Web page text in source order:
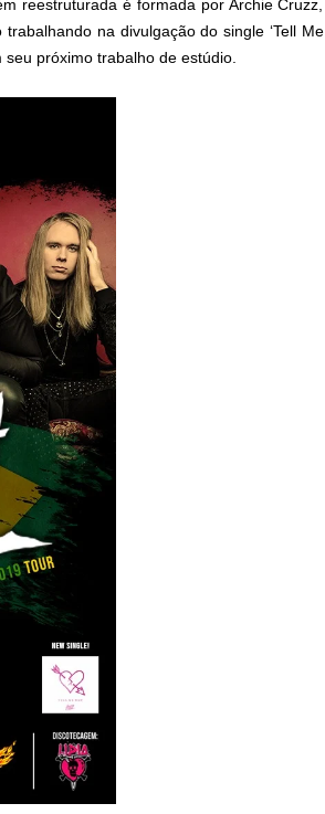
reestruturada é formada por Archie Cruzz,
na divulgação do single ‘Tell Me
seu próximo trabalho de estúdio.